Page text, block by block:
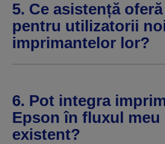
5. Ce asistență
pentru utilizatorii
imprimantelor lor?
6. Pot integra
Epson în fluxul meu
existent?